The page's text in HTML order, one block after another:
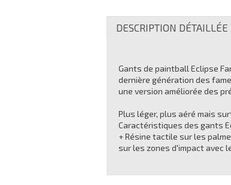
DESCRIPTION DÉTAILLÉE
Gants de paintball Eclipse
dernière génération des
une version améliorée des
Plus léger, plus aéré mais
Caractéristiques des gants
+ Résine tactile sur les
sur les zones d'impact avec